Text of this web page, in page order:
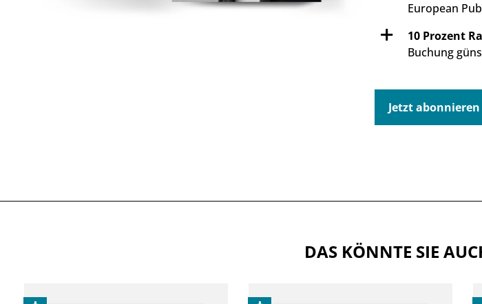
European
10 Prozent
Buchung
Jetzt abonnieren
DAS KÖNNTE SIE